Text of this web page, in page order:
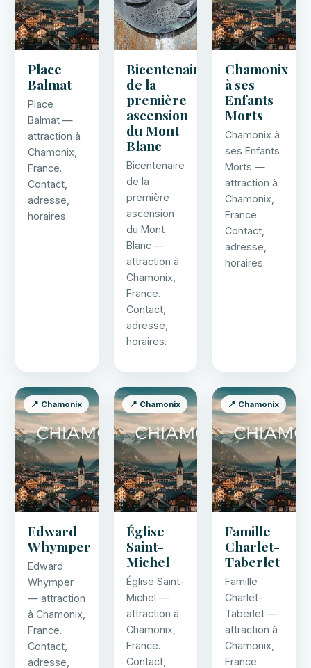
Place
Balmat
Place
Balmat —
attraction à
Chamonix,
France.
Contact,
adresse,
horaires.
Bicentenaire
de la
première
ascension
du Mont
Blanc
Bicentenaire
de la
première
ascension
du Mont
Blanc —
attraction à
Chamonix,
France.
Contact,
adresse,
horaires.
Chamonix
à ses
Enfants
Morts
Chamonix à
ses Enfants
Morts —
attraction à
Chamonix,
France.
Contact,
adresse,
horaires.
📍 Chamonix
Edward
Whymper
Edward
Whymper
— attraction
à Chamonix,
France.
Contact,
adresse,
📍 Chamonix
Église
Saint-
Michel
Église Saint-
Michel —
attraction à
Chamonix,
France.
Contact,
📍 Chamonix
Famille
Charlet-
Taberlet
Famille
Charlet-
Taberlet —
attraction à
Chamonix,
France.